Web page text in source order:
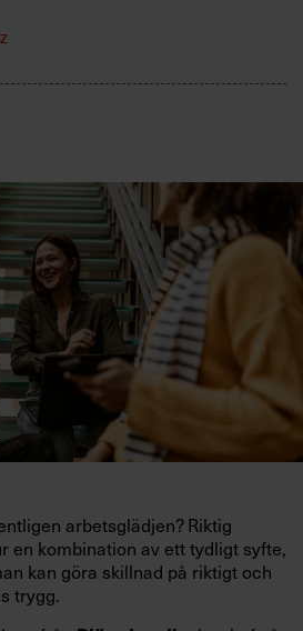
arbetsglädjen? Riktig
en kombination av ett tydligt syfte,
kan göra skillnad på riktigt och
trygg.